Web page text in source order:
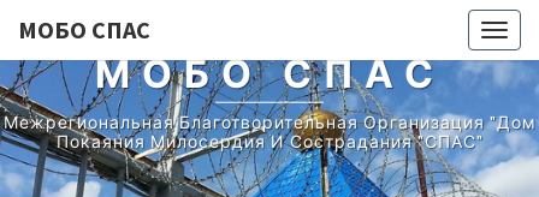
МОБО СПАС
МОБО СПАС
Межрегиональная Благотворительная Организация "Дом
Покаяния Милосердия И Сострадания "СПАС"